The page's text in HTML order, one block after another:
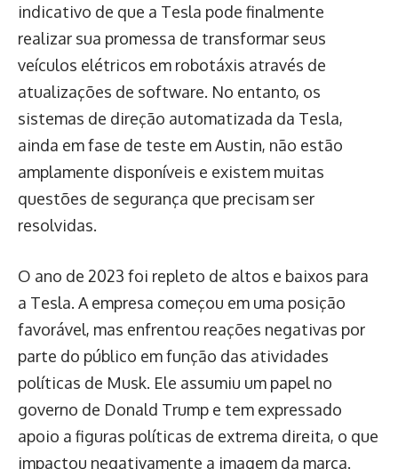
indicativo de que a Tesla pode finalmente
realizar sua promessa de transformar seus
veículos elétricos em robotáxis através de
atualizações de software. No entanto, os
sistemas de direção automatizada da Tesla,
ainda em fase de teste em Austin, não estão
amplamente disponíveis e existem muitas
questões de segurança que precisam ser
resolvidas.
O ano de 2023 foi repleto de altos e baixos para
a Tesla. A empresa começou em uma posição
favorável, mas enfrentou reações negativas por
parte do público em função das atividades
políticas de Musk. Ele assumiu um papel no
governo de Donald Trump e tem expressado
apoio a figuras políticas de extrema direita, o que
impactou negativamente a imagem da marca.